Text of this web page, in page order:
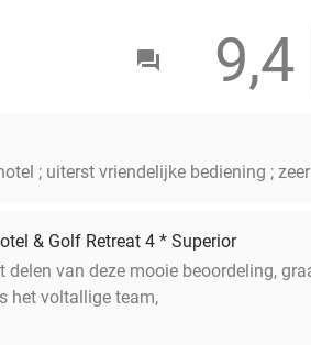
9,4
; uiterst vriendelijke bediening ;
& Golf Retreat 4 * Superior
delen van deze mooie beoordeling,
het voltallige team,